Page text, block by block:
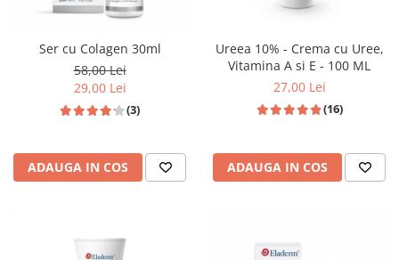
Ser cu Colagen 30ml
58,00 Lei
29,00 Lei
(3)
ADAUGA IN COS
Ureea 10% - Crema cu Uree,
Vitamina A si E - 100 ML
27,00 Lei
(16)
ADAUGA IN COS